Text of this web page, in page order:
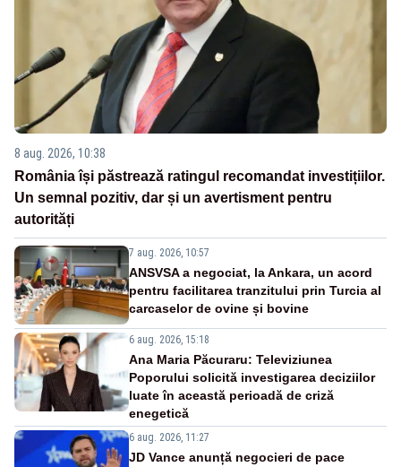
8 aug. 2026, 10:38
România își păstrează ratingul recomandat investițiilor.
Un semnal pozitiv, dar și un avertisment pentru
autorități
7 aug. 2026, 10:57
ANSVSA a negociat, la Ankara, un acord
pentru facilitarea tranzitului prin Turcia al
carcaselor de ovine și bovine
6 aug. 2026, 15:18
Ana Maria Păcuraru: Televiziunea
Poporului solicită investigarea deciziilor
luate în această perioadă de criză
enegetică
6 aug. 2026, 11:27
JD Vance anunță negocieri de pace